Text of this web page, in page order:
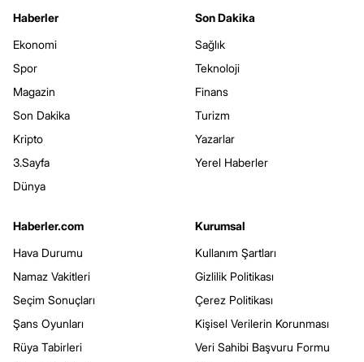
Haberler
Ekonomi
Spor
Magazin
Son Dakika
Kripto
3.Sayfa
Dünya
Son Dakika
Sağlık
Teknoloji
Finans
Turizm
Yazarlar
Yerel Haberler
Haberler.com
Hava Durumu
Namaz Vakitleri
Seçim Sonuçları
Şans Oyunları
Rüya Tabirleri
Kurumsal
Kullanım Şartları
Gizlilik Politikası
Çerez Politikası
Kişisel Verilerin Korunması
Veri Sahibi Başvuru Formu